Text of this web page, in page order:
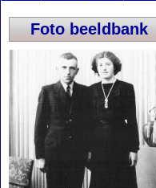
Foto beeldbank